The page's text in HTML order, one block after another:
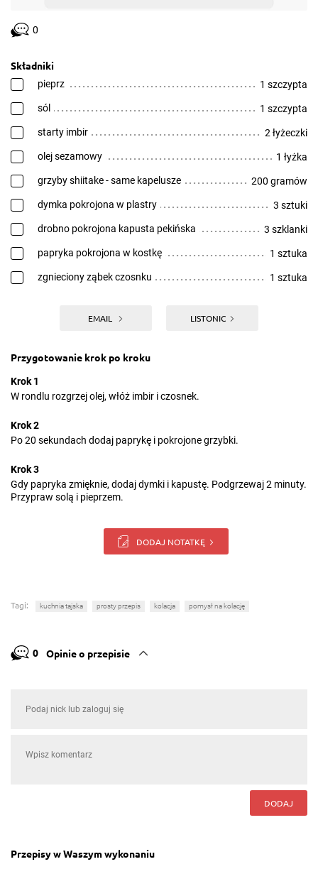
0
Składniki
pieprz 1 szczypta
sól 1 szczypta
starty imbir 2 łyżeczki
olej sezamowy 1 łyżka
grzyby shiitake - same kapelusze 200 gramów
dymka pokrojona w plastry 3 sztuki
drobno pokrojona kapusta pekińska 3 szklanki
papryka pokrojona w kostkę 1 sztuka
zgnieciony ząbek czosnku 1 sztuka
EMAIL LISTONIC
Przygotowanie krok po kroku
Krok 1
W rondlu rozgrzej olej, włóż imbir i czosnek.
Krok 2
Po 20 sekundach dodaj paprykę i pokrojone grzybki.
Krok 3
Gdy papryka zmięknie, dodaj dymki i kapustę. Podgrzewaj 2 minuty.
Przypraw solą i pieprzem.
DODAJ NOTATKĘ
Tagi: kuchnia tajska prosty przepis kolacja pomysł na kolację
0 Opinie o przepisie
DODAJ
Przepisy w Waszym wykonaniu